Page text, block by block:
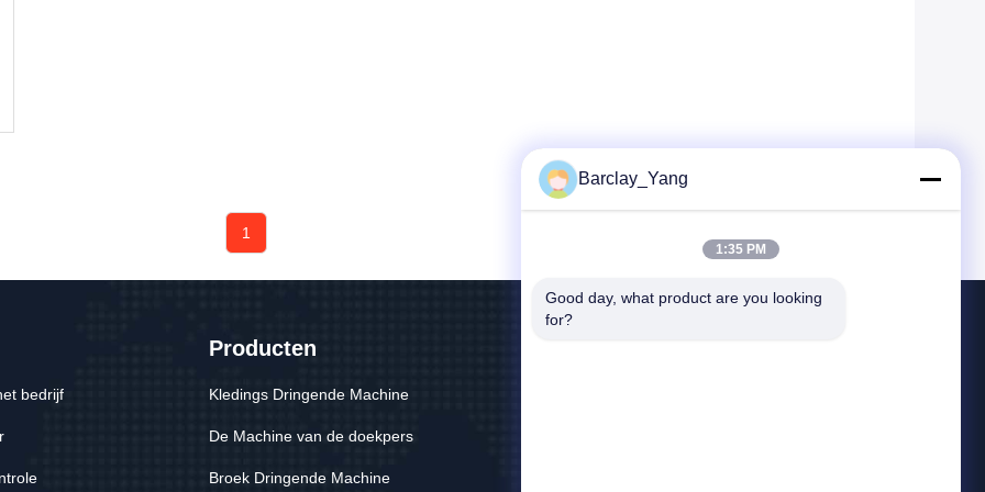
1
bedrijf
Producten
Kledings Dringende Machine
De Machine van de doekpers
Broek Dringende Machine
Barclay_Yang
1:35 PM
Good day, what product are you looking
for?